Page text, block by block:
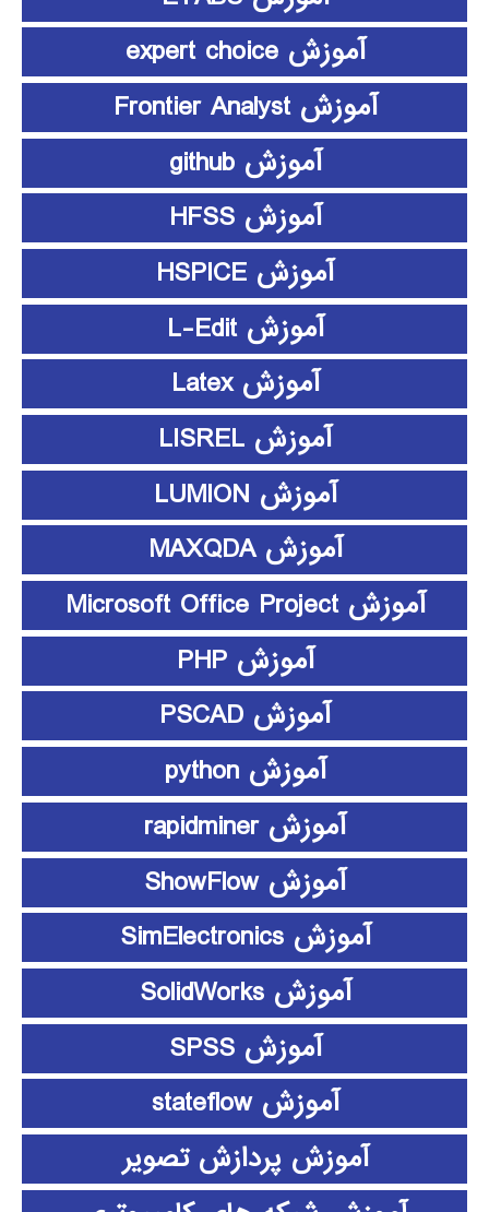
آموزش expert choice
آموزش Frontier Analyst
آموزش github
آموزش HFSS
آموزش HSPICE
آموزش L-Edit
آموزش Latex
آموزش LISREL
آموزش LUMION
آموزش MAXQDA
آموزش Microsoft Office Project
آموزش PHP
آموزش PSCAD
آموزش python
آموزش rapidminer
آموزش ShowFlow
آموزش SimElectronics
آموزش SolidWorks
آموزش SPSS
آموزش stateflow
آموزش پردازش تصویر